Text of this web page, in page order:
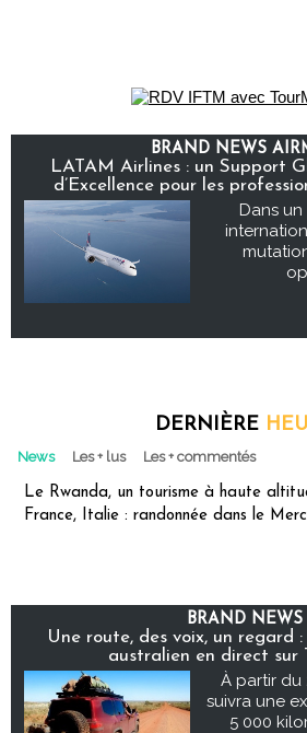
BRAND NEWS
LATAM Airlines : un Support
d’Excellence pour les
Dans
DERNIÈRE
News Les + lus Les + commentés
Le Rwanda, un tourisme à haute
France, Italie : randonnée dans le
BRAND NEWS
Une route, des voix, un regard
australien en direct sur
À partir du
suivra une
5 000